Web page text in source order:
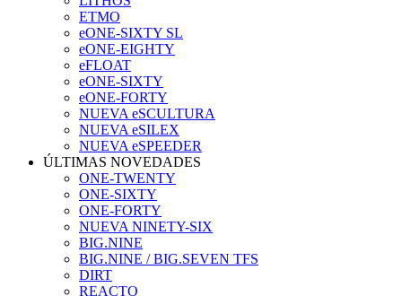
ETMO
eONE-SIXTY SL
eONE-EIGHTY
eFLOAT
eONE-SIXTY
eONE-FORTY
NUEVA eSCULTURA
NUEVA eSILEX
NUEVA eSPEEDER
ÚLTIMAS NOVEDADES
ONE-TWENTY
ONE-SIXTY
ONE-FORTY
NUEVA NINETY-SIX
BIG.NINE
BIG.NINE / BIG.SEVEN TFS
DIRT
REACTO